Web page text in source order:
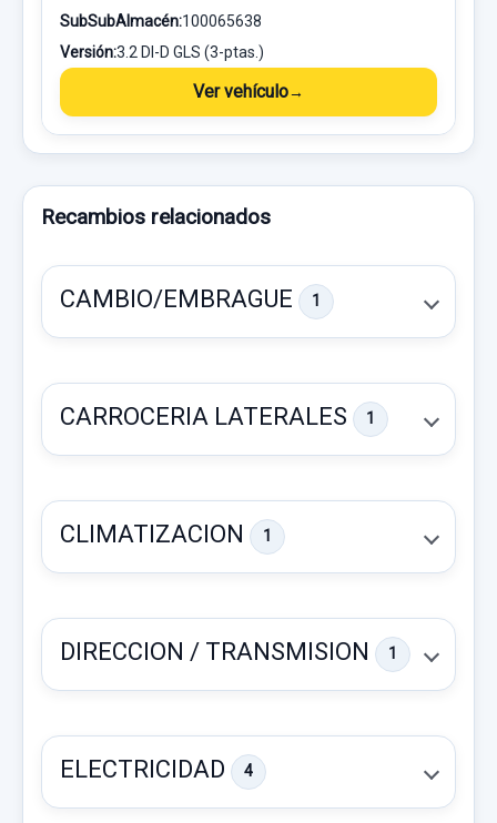
SubSubAlmacén:100065638
Versión:3.2 DI-D GLS (3-ptas.)
Ver vehículo
Recambios relacionados
CAMBIO/EMBRAGUE 1
MITSUBISHI MONTERO (V60/V70) 3.2 DI-D
GLS (3-PTAS.)
CARROCERIA LATERALES 1
CLIMATIZACION 1
DIRECCION / TRANSMISION 1
ELECTRICIDAD 4